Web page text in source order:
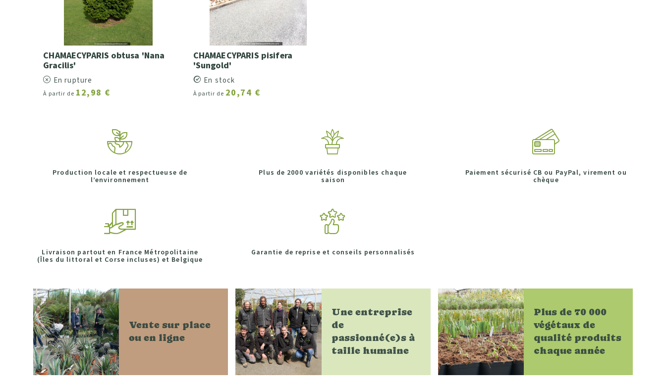
CHAMAECYPARIS obtusa 'Nana
Gracilis'
En rupture
À partir de 12,98 €
CHAMAECYPARIS pisifera
'Sungold'
En stock
À partir de 20,74 €
Production locale et respectueuse de
l’environnement
Plus de 2000 variétés disponibles chaque
saison
Paiement sécurisé CB ou PayPal, virement ou
chèque
Livraison partout en France Métropolitaine
(Îles du littoral et Corse incluses) et Belgique
Garantie de reprise et conseils personnalisés
Vente sur place
ou en ligne
Une entreprise
de
passionné(e)s à
taille humaine
Plus de 70 000
végétaux de
qualité produits
chaque année